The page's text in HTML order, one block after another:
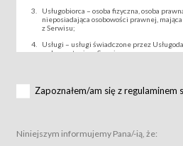
Usługobiorca – osoba fizyczna, osoba
nieposiadająca osobowości prawnej,
z Serwisu;
Usługi – usługi świadczone przez
wykorzystaniem Serwisu;
za pośrednictwem Serwisu;
podmiotom z branży mediów i filmowej
Zapoznałem/am się z regulaminem
Niniejszym informujemy Pana/-ią, że: